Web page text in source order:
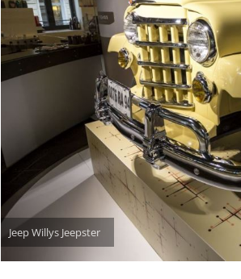
Jeep Willys Jeepster